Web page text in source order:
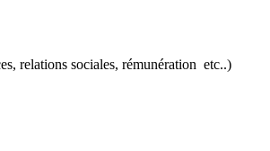
relations sociales, rémunération etc..)